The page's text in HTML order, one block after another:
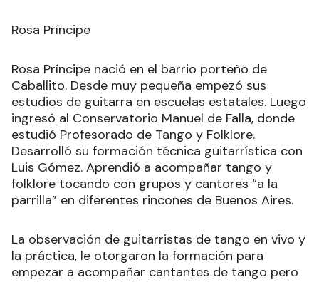
Rosa Príncipe
Rosa Príncipe nació en el barrio porteño de
Caballito. Desde muy pequeña empezó sus
estudios de guitarra en escuelas estatales. Luego
ingresó al Conservatorio Manuel de Falla, donde
estudió Profesorado de Tango y Folklore.
Desarrolló su formación técnica guitarrística con
Luis Gómez. Aprendió a acompañar tango y
folklore tocando con grupos y cantores “a la
parrilla” en diferentes rincones de Buenos Aires.
La observación de guitarristas de tango en vivo y
la práctica, le otorgaron la formación para
empezar a acompañar cantantes de tango pero